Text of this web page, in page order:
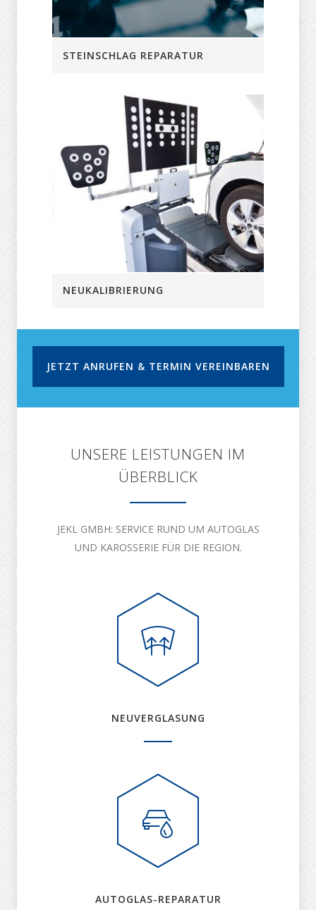
STEINSCHLAG REPARATUR
NEUKALIBRIERUNG
JETZT ANRUFEN & TERMIN VEREINBAREN
UNSERE LEISTUNGEN IM
ÜBERBLICK
JEKL GMBH: SERVICE RUND UM AUTOGLAS
UND KAROSSERIE FÜR DIE REGION.
NEUVERGLASUNG
AUTOGLAS-REPARATUR